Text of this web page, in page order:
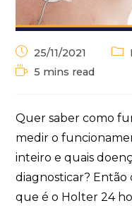
25/11/2021
5 mins read
Quer saber como
medir o
inteiro e quais
diagnosticar? Então
que é o Holter 24